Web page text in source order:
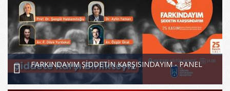
FARKINDAYIM ŞİDDETİN KARŞISINDAYIM - PANEL